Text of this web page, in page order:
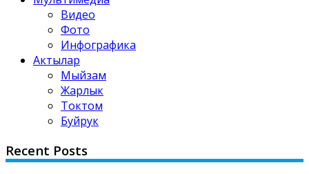
Видео
Фото
Инфографика
Актылар
Мыйзам
Жарлык
Токтом
Буйрук
Recent Posts